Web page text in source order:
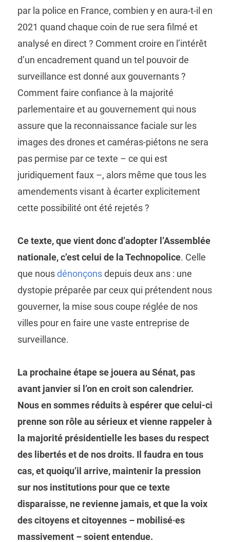
par la police en France, combien y en aura-t-il en
2021 quand chaque coin de rue sera filmé et
analysé en direct ? Comment croire en l’intérêt
d’un encadrement quand un tel pouvoir de
surveillance est donné aux gouvernants ?
Comment faire confiance à la majorité
parlementaire et au gouvernement qui nous
assure que la reconnaissance faciale sur les
images des drones et caméras-piétons ne sera
pas permise par ce texte – ce qui est
juridiquement faux –, alors même que tous les
amendements visant à écarter explicitement
cette possibilité ont été rejetés ?
Ce texte, que vient donc d’adopter l’Assemblée
nationale, c’est celui de la Technopolice. Celle
que nousdénonçonsdepuis deux ans : une
dystopie préparée par ceux qui prétendent nous
gouverner, la mise sous coupe réglée de nos
villes pour en faire une vaste entreprise de
surveillance.
La prochaine étape se jouera au Sénat, pas
avant janvier si l’on en croit son calendrier.
Nous en sommes réduits à espérer que celui-ci
prenne son rôle au sérieux et vienne rappeler à
la majorité présidentielle les bases du respect
des libertés et de nos droits. Il faudra en tous
cas, et quoiqu’il arrive, maintenir la pression
sur nos institutions pour que ce texte
disparaisse, ne revienne jamais, et que la voix
des citoyens et citoyennes – mobilisé·es
massivement – soient entendue.